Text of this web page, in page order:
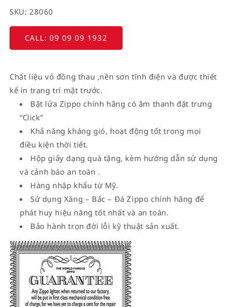
SKU: 28060
CALL: 09 09 09 1932
Chất liệu vỏ đồng thau ,nền sơn tĩnh điện và được thiết
kế in trang trí mặt trước.
Bật lửa Zippo chính hãng có âm thanh đặt trưng
“Click”
Khả năng kháng gió, hoạt động tốt trong mọi
điều kiện thời tiết.
Hộp giấy dạng quà tặng, kèm hướng dẫn sử dụng
và cảnh báo an toàn .
Hàng nhập khẩu từ Mỹ.
Sử dụng Xăng – Bấc – Đá Zippo chính hãng để
phát huy hiệu năng tốt nhất và an toàn.
Bảo hành trọn đời lỗi kỹ thuật sản xuất.